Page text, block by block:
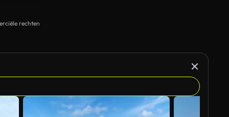
rechten